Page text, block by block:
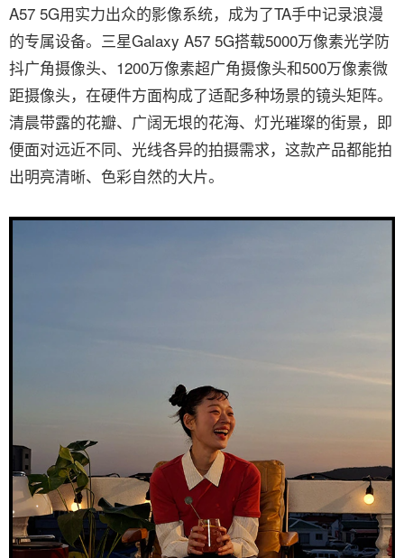
A57 5G用实力出众的影像系统，成为了TA手中记录浪漫
的专属设备。三星Galaxy A57 5G搭载5000万像素光学防
抖广角摄像头、1200万像素超广角摄像头和500万像素微
距摄像头，在硬件方面构成了适配多种场景的镜头矩阵。
清晨带露的花瓣、广阔无垠的花海、灯光璀璨的街景，即
便面对远近不同、光线各异的拍摄需求，这款产品都能拍
出明亮清晰、色彩自然的大片。